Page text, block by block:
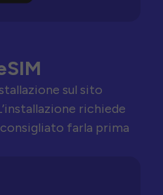
sul sito
richiede
farla prima